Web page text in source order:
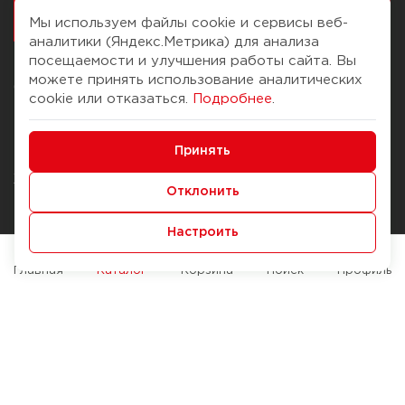
О компании
История Компании
Журнал
Наши марки
Брендирование
Помощь
Доставка и оплата
Способы оплаты
Служба контроля качества
Мы используем файлы cookie и сервисы веб-
аналитики (Яндекс.Метрика) для анализа
посещаемости и улучшения работы сайта. Вы
можете принять использование аналитических
cookie или отказаться.
Подробнее
Принять
Отклонить
Настроить
Главная Каталог Корзина Поиск Профиль